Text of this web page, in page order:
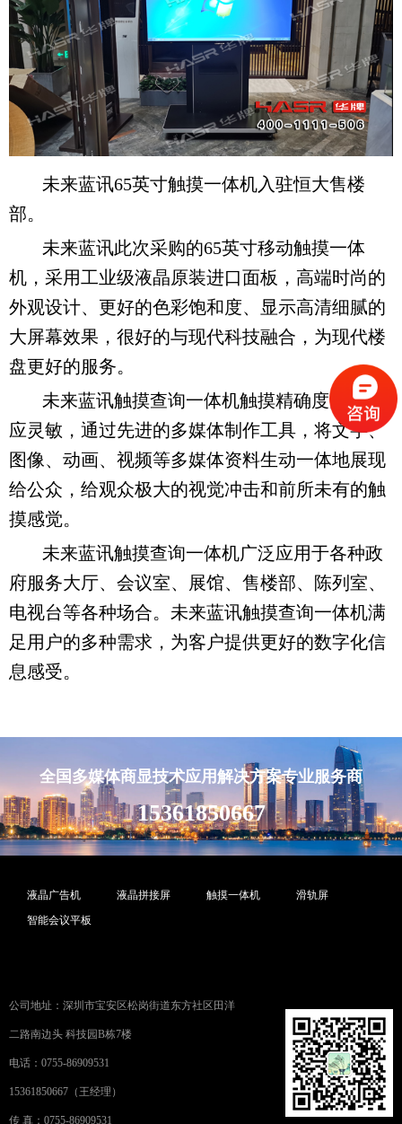
未来蓝讯65英寸触摸一体机入驻恒大售楼
部。
未来蓝讯此次采购的65英寸移动触摸一体
机，采用工业级液晶原装进口面板，高端时尚的
外观设计、更好的色彩饱和度、显示高清细腻的
大屏幕效果，很好的与现代科技融合，为现代楼
盘更好的服务。
未来蓝讯触摸查询一体机触摸精确度高，反
应灵敏，通过先进的多媒体制作工具，将文字、
图像、动画、视频等多媒体资料生动一体地展现
给公众，给观众极大的视觉冲击和前所未有的触
摸感觉。
未来蓝讯触摸查询一体机广泛应用于各种政
府服务大厅、会议室、展馆、售楼部、陈列室、
电视台等各种场合。未来蓝讯触摸查询一体机满
足用户的多种需求，为客户提供更好的数字化信
息感受。
全国多媒体商显技术应用解决方案专业服务商
15361850667
液晶广告机 液晶拼接屏 触摸一体机 滑轨屏
智能会议平板
公司地址：深圳市宝安区松岗街道东方社区田洋
二路南边头 科技园B栋7楼
电话：0755-86909531
15361850667（王经理）
传 真：0755-86909531